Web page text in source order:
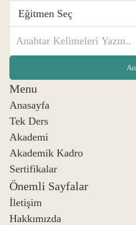
Menu
Anasayfa
Tek Ders
Akademi
Akademik Kadro
Sertifikalar
Önemli Sayfalar
İletişim
Hakkımızda